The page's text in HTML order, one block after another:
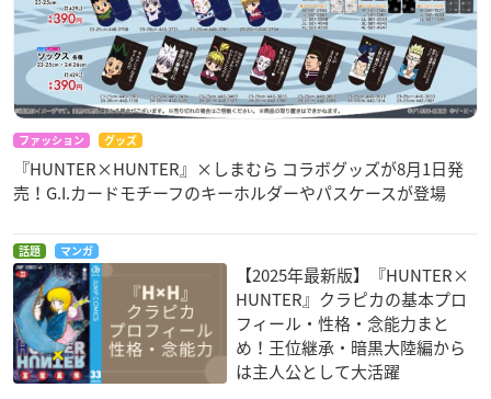
ファッション グッズ
『HUNTER×HUNTER』×しまむら コラボグッズが8月1日発
売！G.I.カードモチーフのキーホルダーやパスケースが登場
話題 マンガ
【2025年最新版】『HUNTER×
HUNTER』クラピカの基本プロ
フィール・性格・念能力まと
め！王位継承・暗黒大陸編から
は主人公として大活躍